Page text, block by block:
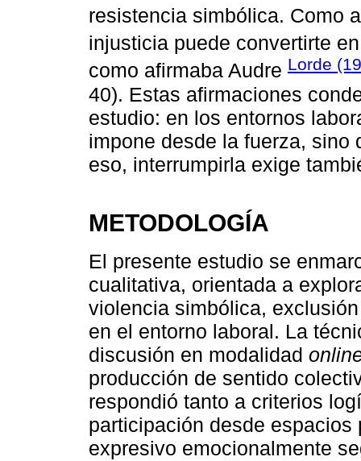
resistencia simbólica. Como
injusticia puede convertirte
como afirmaba Audre Lorde
40). Estas afirmaciones
estudio: en los entornos
impone desde la fuerza, sino
eso, interrumpirla exige
METODOLOGÍA
El presente estudio se
cualitativa, orientada a
violencia simbólica,
en el entorno laboral. La
discusión en modalidad
producción de sentido
respondió tanto a criterios
participación desde
expresivo emocionalmente